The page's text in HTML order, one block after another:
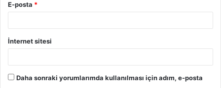
E-posta *
İnternet sitesi
Daha sonraki yorumlarımda kullanılması için adım, e-posta